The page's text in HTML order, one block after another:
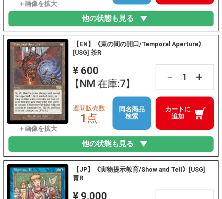
他の状態も見る
【EN】《束の間の開口/Temporal Aperture》
[USG] 茶R
¥ 600
【NM 在庫:7】
－ +
カートに
追加
週間販売数
1点
同名商品
検索
他の状態も見る
【JP】《実物提示教育/Show and Tell》[USG]
青R
¥ 9,000